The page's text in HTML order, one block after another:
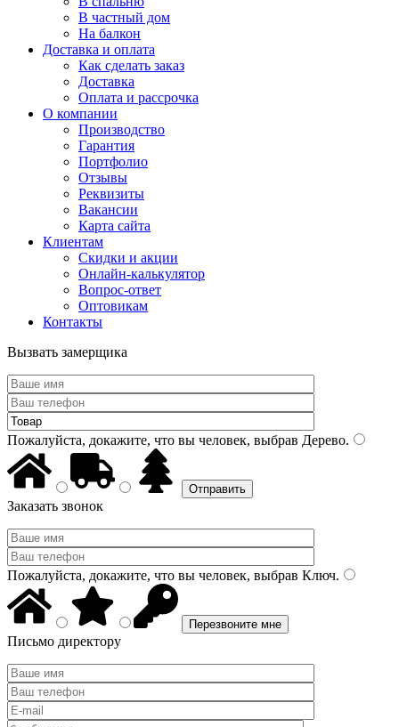
В частный дом
На балкон
Доставка и оплата
Как сделать заказ
Доставка
Оплата и рассрочка
О компании
Производство
Гарантия
Портфолио
Отзывы
Реквизиты
Вакансии
Карта сайта
Клиентам
Скидки и акции
Онлайн-калькулятор
Вопрос-ответ
Оптовикам
Контакты
Вызвать замерщика
Пожалуйста, докажите, что вы человек, выбрав Дерево.
Заказать звонок
Пожалуйста, докажите, что вы человек, выбрав Ключ.
Письмо директору